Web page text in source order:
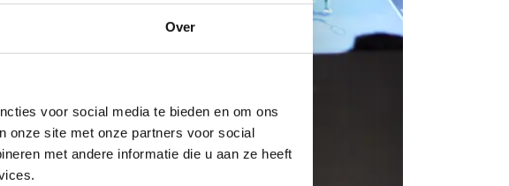
Over
voor social media te bieden en om ons
onze site met onze partners voor social
met andere informatie die u aan ze heeft
beat! Dans
beleef het